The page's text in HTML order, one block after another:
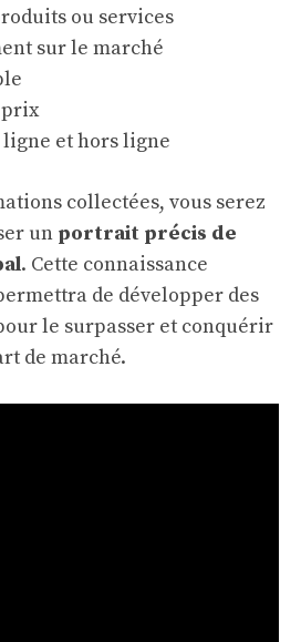
ou services
sur le marché
prix
ligne et hors ligne
collectées, vous serez
un portrait précis de
. Cette connaissance
de développer des
le surpasser et conquérir
de marché.